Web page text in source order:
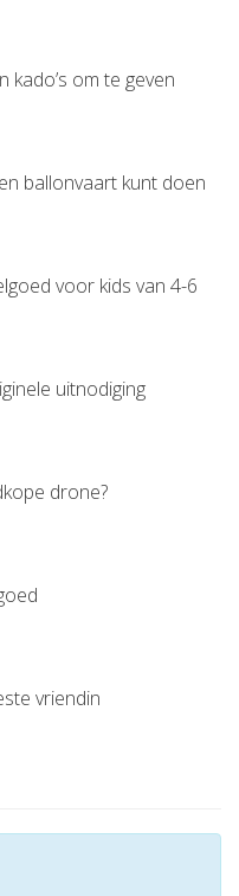
kado’s om te geven
ballonvaart kunt doen
voor kids van 4-6
uitnodiging
drone?
vriendin